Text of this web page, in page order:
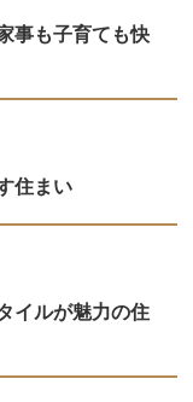
事も子育ても快
住まい
イルが魅力の住